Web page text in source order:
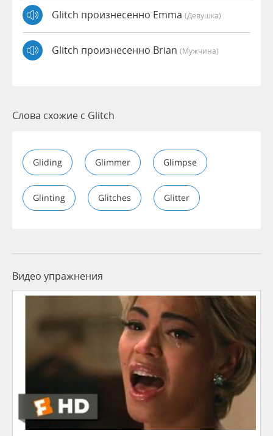
Glitch произнесенно Emma (девушка)
Glitch произнесенно Brian (мужчина)
Слова схожие с Glitch
Gliding Glimmer Glimpse
Glinting Glitches Glitter
Видео упражнения